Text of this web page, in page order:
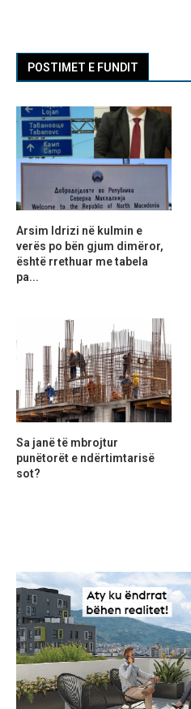
POSTIMET E FUNDIT
Arsim Idrizi në kulmin e
verës po bën gjum dimëror,
është rrethuar me tabela
pa...
Sa janë të mbrojtur
punëtorët e ndërtimtarisë
sot?